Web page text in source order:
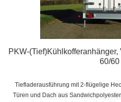
PKW-
60/60
Tiefladerausführung mit 2-flügelige
Türen und Dach aus